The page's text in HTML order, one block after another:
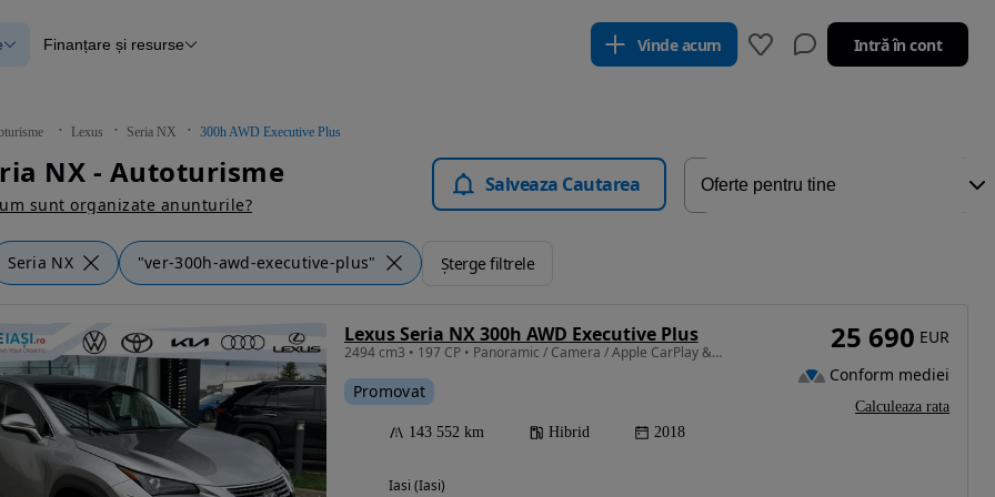
verificate
Blog Autovit.ro
Finanțare și resurse Vinde acum Intră în cont
Lexus Seria NX 300h AWD Executive Plus
NX - Autoturisme
sunt organizate anunturile?
Salveaza Cautarea
Seria NX "ver-300h-awd-executive-plus" Șterge filtrele
Lexus Seria NX 300h AWD Executive Plus
2494 cm3 • 197 CP • Panoramic / Camera / Apple CarPlay & Android Auto /Senzori parcare/LED
Promovat
143 552 km Hibrid 2018
Iasi (Iasi)
25 690 EUR
Conform mediei
Calculeaza rata